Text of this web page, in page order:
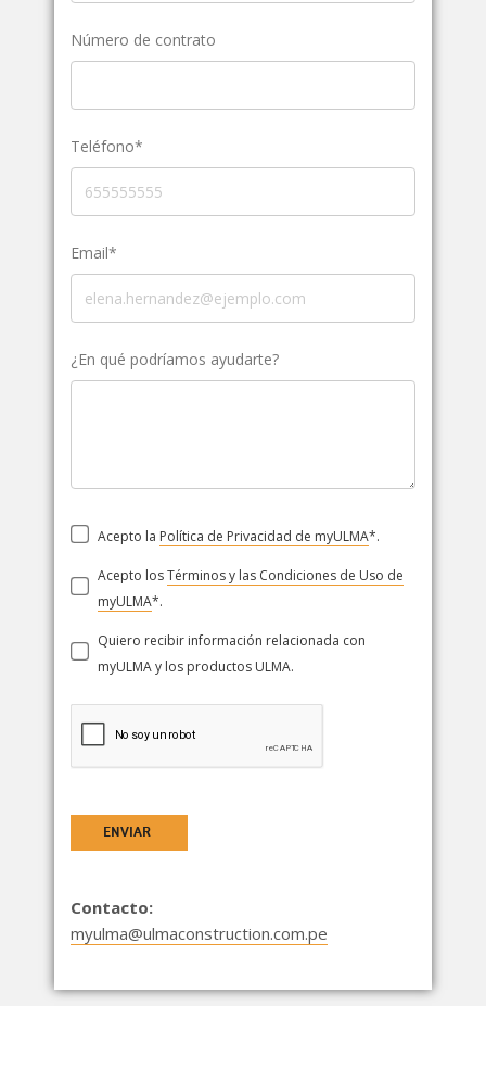
Número de contrato
Teléfono*
Email*
¿En qué podríamos ayudarte?
Acepto la Política de Privacidad de myULMA*.
Acepto losTérminos y las Condiciones de Uso de
myULMA*.
Quiero recibir información relacionada con
myULMA y los productos ULMA.
ENVIAR
Contacto:
myulma@ulmaconstruction.com.pe